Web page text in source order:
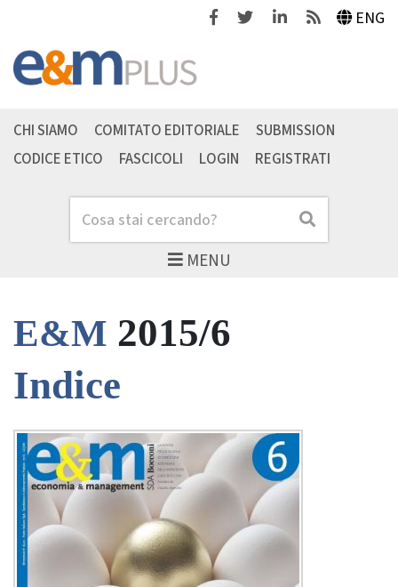
FacebookTwitterLinkedinFeeds ENG
MENU
Cerca Cerca
CHI SIAMO COMITATO EDITORIALE
SUBMISSION
CODICE ETICO
FASCICOLI LOGIN REGISTRATI
E&M 2015/6
Indice